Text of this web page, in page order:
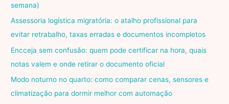
semana)
Assessoria logística migratória: o atalho profissional para
evitar retrabalho, taxas erradas e documentos incompletos
Encceja sem confusão: quem pode certificar na hora, quais
notas valem e onde retirar o documento oficial
Modo noturno no quarto: como comparar cenas, sensores e
climatização para dormir melhor com automação